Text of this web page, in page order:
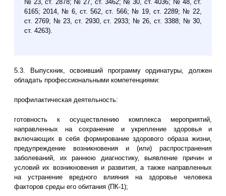
№ 23, ст. 2878; № 27, ст. 3462; № 30, ст. 4036; № 48, ст.
6165; 2014, № 6, ст. 562, ст. 566; № 19, ст. 2289; № 22,
ст. 2769; № 23, ст. 2930, ст. 2933; № 26, ст. 3388; № 30,
ст. 4263).
5.3. Выпускник, освоивший программу ординатуры, должен
обладать профессиональными компетенциями:
профилактическая деятельность:
готовность к осуществлению комплекса мероприятий,
направленных на сохранение и укрепление здоровья и
включающих в себя формирование здорового образа жизни,
предупреждение возникновения и (или) распространения
заболеваний, их раннюю диагностику, выявление причин и
условий их возникновения и развития, а также направленных
на устранение вредного влияния на здоровье человека
факторов среды его обитания (ПК-1);